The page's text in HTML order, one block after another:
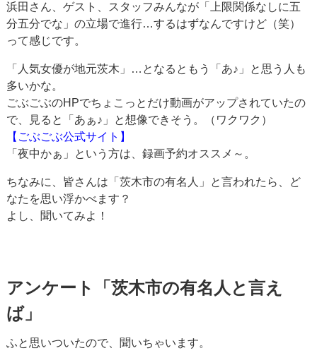
浜田さん、ゲスト、スタッフみんなが「上限関係なしに五
分五分でな」の立場で進行…するはずなんですけど（笑）
って感じです。
「人気女優が地元茨木」…となるともう「あ♪」と思う人も
多いかな。
ごぶごぶのHPでちょこっとだけ動画がアップされていたの
で、見ると「あぁ♪」と想像できそう。（ワクワク）
【ごぶごぶ公式サイト】
「夜中かぁ」という方は、録画予約オススメ～。
ちなみに、皆さんは「茨木市の有名人」と言われたら、ど
なたを思い浮かべます？
よし、聞いてみよ！
アンケート「茨木市の有名人と言え
ば」
ふと思いついたので、聞いちゃいます。